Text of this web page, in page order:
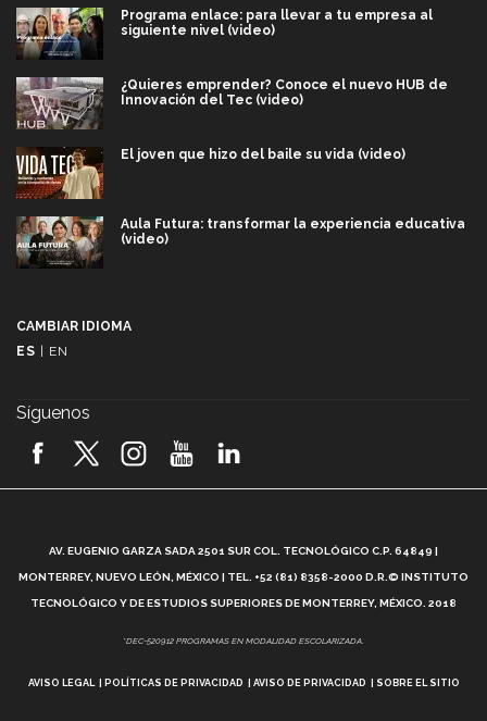
Programa enlace: para llevar a tu empresa al
siguiente nivel (video)
¿Quieres emprender? Conoce el nuevo HUB de
Innovación del Tec (video)
El joven que hizo del baile su vida (video)
Aula Futura: transformar la experiencia educativa
(video)
2026! (video)
¿Cómo es el Modelo Educativo Tec? (video)
Vida Tec: Feminismo e Inteligencia Artificial, Paola
CAMBIAR IDIOMA
ES
EN
Síguenos
AV. EUGENIO GARZA SADA 2501 SUR COL. TECNOLÓGICO C.P. 64849 |
MONTERREY, NUEVO LEÓN, MÉXICO | TEL. +52 (81) 8358-2000 D.R.© INSTITUTO
TECNOLÓGICO Y DE ESTUDIOS SUPERIORES DE MONTERREY, MÉXICO. 2018
*DEC-520912 PROGRAMAS EN MODALIDAD ESCOLARIZADA.
AVISO LEGAL POLÍTICAS DE PRIVACIDAD AVISO DE PRIVACIDAD SOBRE EL SITIO